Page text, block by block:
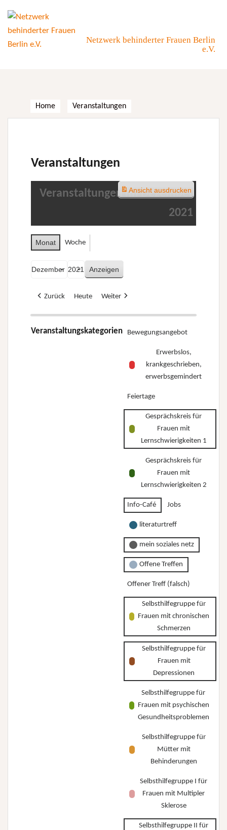
content
Netzwerk behinderter Frauen Berlin
e.V.
Home Veranstaltungen
Veranstaltungen
Veranstaltungen im Dezember
2021
Monat Woche
Zurück Heute Weiter
Veranstaltungskategorien Bewegungsangebot
Erwerbslos,
krankgeschrieben,
erwerbsgemindert
Feiertage
Gesprächskreis für
Frauen mit
Lernschwierigkeiten 1
Gesprächskreis für
Frauen mit
Lernschwierigkeiten 2
Info-Café Jobs
literaturtreff
mein soziales netz
Offene Treffen
Offener Treff (falsch)
Selbsthilfegruppe für
Frauen mit chronischen
Schmerzen
Selbsthilfegruppe für
Frauen mit
Depressionen
Selbsthilfegruppe für
Frauen mit psychischen
Gesundheitsproblemen
Selbsthilfegruppe für
Mütter mit
Behinderungen
Selbsthilfegruppe I für
Frauen mit Multipler
Sklerose
Selbsthilfegruppe II für
Ansichtausdrucken